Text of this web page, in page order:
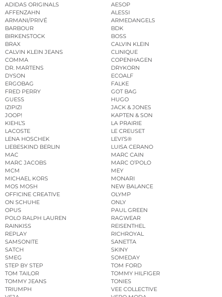
ADIDAS ORIGINALS
AESOP
AFFENZAHN
ALESSI
ARMANI/PRIVÉ
ARMEDANGELS
BARBOUR
BDK
BIRKENSTOCK
BOSS
BRAX
CALVIN KLEIN
CALVIN KLEIN JEANS
CLINIQUE
COMMA
COPENHAGEN
DR. MARTENS
DRYKORN
DYSON
ECOALF
ERGOBAG
FALKE
FRED PERRY
GOT BAG
GUESS
HUGO
IZIPIZI
JACK & JONES
JOOP!
KAPTEN & SON
KIEHL’S
LA PRAIRIE
LACOSTE
LE CREUSET
LENA HOSCHEK
LEVI’S®
LIEBESKIND BERLIN
LUISA CERANO
MAC
MARC CAIN
MARC JACOBS
MARC O’POLO
MCM
MEY
MICHAEL KORS
MONARI
MOS MOSH
NEW BALANCE
OFFICINE CREATIVE
OLYMP
ON SCHUHE
ONLY
OPUS
PAUL GREEN
POLO RALPH LAUREN
RAGWEAR
RAINKISS
REISENTHEL
REPLAY
RICHROYAL
SAMSONITE
SANETTA
SATCH
SKINY
SMEG
SOMEDAY
STEP BY STEP
TOM FORD
TOM TAILOR
TOMMY HILFIGER
TOMMY JEANS
TONIES
TRIUMPH
VEE COLLECTIVE